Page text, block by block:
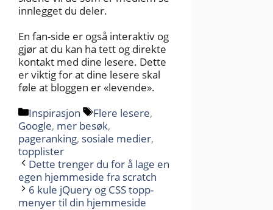
innlegget du deler.
En fan-side er også interaktiv og
gjør at du kan ha tett og direkte
kontakt med dine lesere. Dette
er viktig for at dine lesere skal
føle at bloggen er «levende».
Kategorier
Inspirasjon Stikkord
Flere lesere,
Google, mer besøk,
pageranking, sosiale medier,
topplister
Dette trenger du for å lage en
egen hjemmeside fra scratch
6 kule jQuery og CSS topp-
menyer til din hjemmeside